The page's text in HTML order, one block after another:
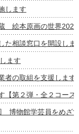
します
絵本原画の世界
た相談窓口を開設しま
ます
者の取組を支援します
【第２弾・全２コース
博物館学芸員をめざ